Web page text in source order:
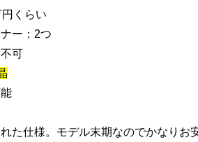
くらい
ー：2つ
可
た仕様。モデル末期なのでかなりお